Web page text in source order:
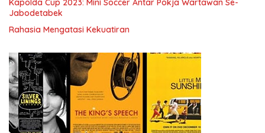
Kapolda Cup 2023: Mini Soccer Antar Pokja Wartawan Se-
Jabodetabek
Rahasia Mengatasi Kekuatiran